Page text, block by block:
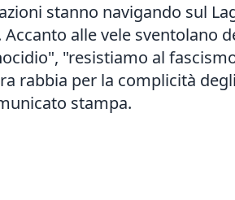
stanno navigando sul
Accanto alle vele sventolano
"resistiamo al
rabbia per la complicità
stampa.